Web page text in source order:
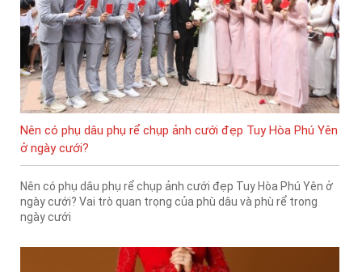
Nên có phụ dâu phụ rể chụp ảnh cưới đẹp Tuy Hòa Phú Yên
ở ngày cưới?
Nên có phụ dâu phụ rể chụp ảnh cưới đẹp Tuy Hòa Phú Yên ở
ngày cưới? Vai trò quan trọng của phù dâu và phù rể trong
ngày cưới